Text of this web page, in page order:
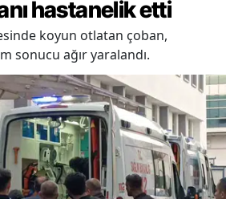
hastanelik etti
koyun otlatan çoban,
sonucu ağır yaralandı.